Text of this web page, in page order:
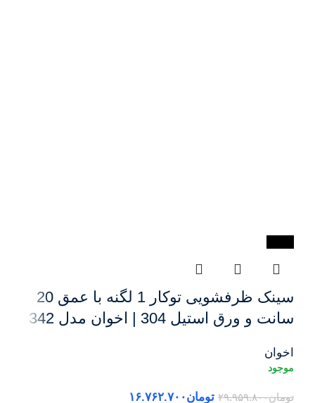
سینک ظرفشویی توکار 1 لگنه با عمق 20
سانت و ورق استیل 304 | اخوان مدل 342
اخوان
تومان۲۹.۹۵۹.۸۰۰ تومان۱۶.۷۶۲.۷۰۰